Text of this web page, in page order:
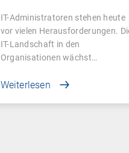
IT-Administratoren stehen heute
vor vielen Herausforderungen.
IT-Landschaft in den
Organisationen wächst…
Weiterlesen